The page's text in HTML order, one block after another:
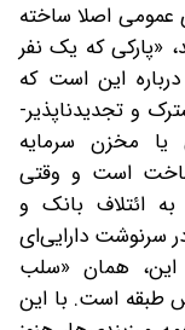
عمومی اصلا ساخته
که یک نفر
این است که
و تجدیدناپذیر-
مخزن سرمایه
است و وقتی
ائتلاف بانک و
سرنوشت دارایی‌ای
همان «سلب
طبقه است. با این‌